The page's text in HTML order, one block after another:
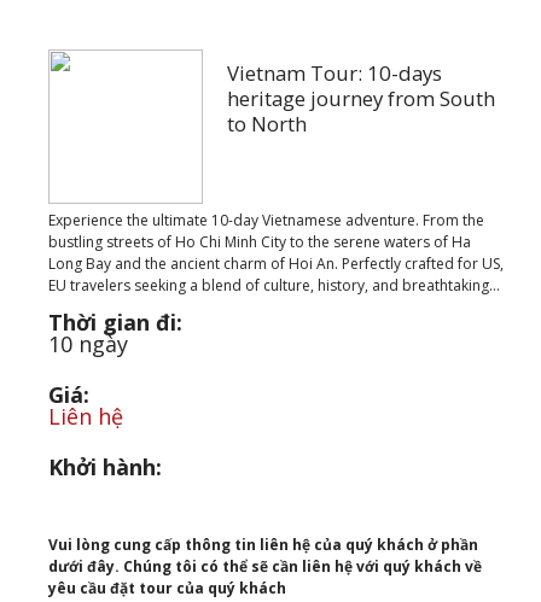
Vietnam Tour: 10-days
heritage journey from South
to North
Experience the ultimate 10-day Vietnamese adventure. From the
bustling streets of Ho Chi Minh City to the serene waters of Ha
Long Bay and the ancient charm of Hoi An. Perfectly crafted for US,
EU travelers seeking a blend of culture, history, and breathtaking...
Thời gian đi:
10 ngày
Giá:
Liên hệ
Khởi hành:
Vui lòng cung cấp thông tin liên hệ của quý khách ở phần
dưới đây. Chúng tôi có thể sẽ cần liên hệ với quý khách về
yêu cầu đặt tour của quý khách